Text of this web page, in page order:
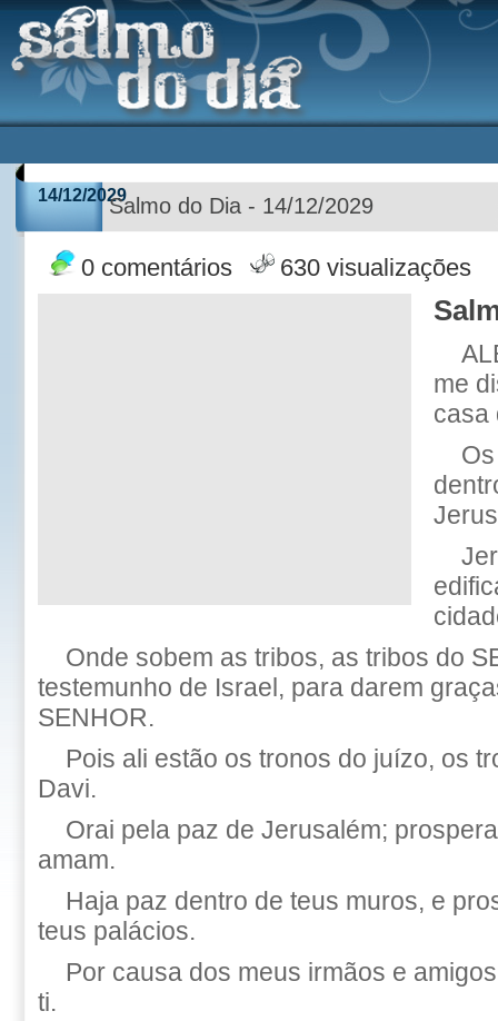
14/12/2029Salmo do Dia - 14/12/2029
0 comentários 630 visualizações
me
casa
Onde sobem as tribos, as tribos do
testemunho de Israel, para darem
SENHOR.
Pois ali estão os tronos do juízo, os
Davi.
Orai pela paz de Jerusalém;
amam.
Haja paz dentro de teus muros, e
teus palácios.
Por causa dos meus irmãos e
ti.